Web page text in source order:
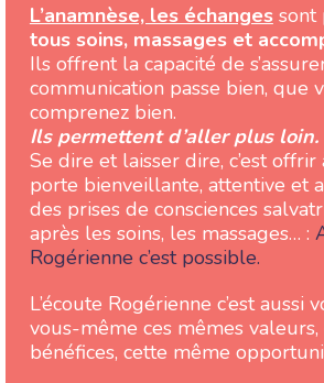
L’anamnèse, les échangessont
tous soins, massages et
Ils offrent la capacité de
communication passe bien, que
comprenez bien.
Ils permettent d’aller plus loin.
Se dire et laisser dire, c’est offrir
porte bienveillante, attentive et
des prises de consciences
après les soins, les massages… :
Rogérienne c’est possible.
L’écoute Rogérienne c’est aussi
vous-même ces mêmes valeurs,
bénéfices, cette même